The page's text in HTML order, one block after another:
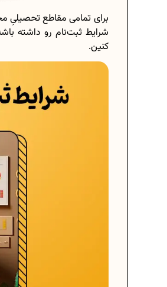
برای تمامی مقاطع تحصیلیِ
شرایط ثبت‌نام رو داشته
کنین.